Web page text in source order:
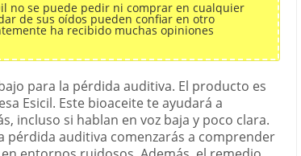
no se puede pedir ni comprar en cualquier
de sus oídos pueden confiar en otro
ha recibido muchas opiniones
para la pérdida auditiva. El producto es
Esicil. Este bioaceite te ayudará a
incluso si hablan en voz baja y poco clara.
pérdida auditiva comenzarás a comprender